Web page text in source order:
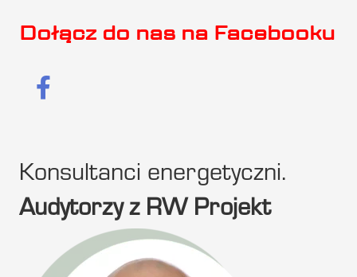
Dołącz do nas na Facebooku
Konsultanci energetyczni.
Audytorzy z RW Projekt